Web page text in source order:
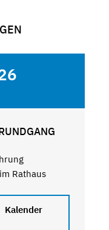
Rathaus
Kalender